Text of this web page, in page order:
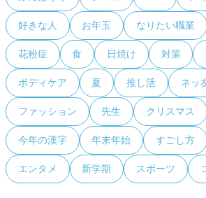
好きな人 お年玉 なりたい職業
花粉症 食 日焼け 対策
ボディケア 夏 推し活 ネッ
ファッション 先生 クリスマス
今年の漢字 年末年始 すごし方
エンタメ 新学期 スポーツ